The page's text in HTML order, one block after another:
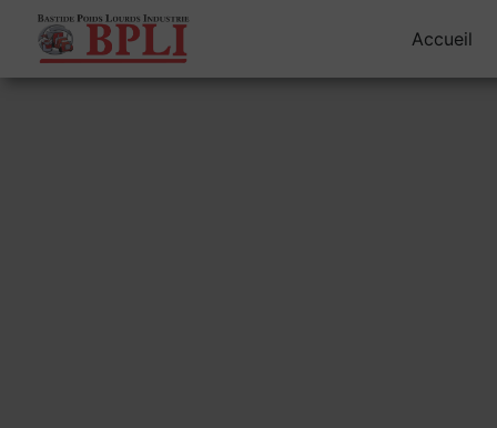
Accueil
Panneau de gestion des cookies